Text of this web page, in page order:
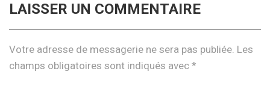
LAISSER UN COMMENTAIRE
Votre adresse de messagerie ne sera pas publiée. Les
champs obligatoires sont indiqués avec *